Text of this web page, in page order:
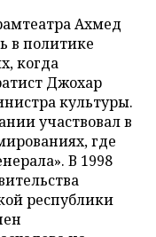
Ахмед
в политике
когда
Джохар
культуры.
участвовал в
где
В 1998
республики